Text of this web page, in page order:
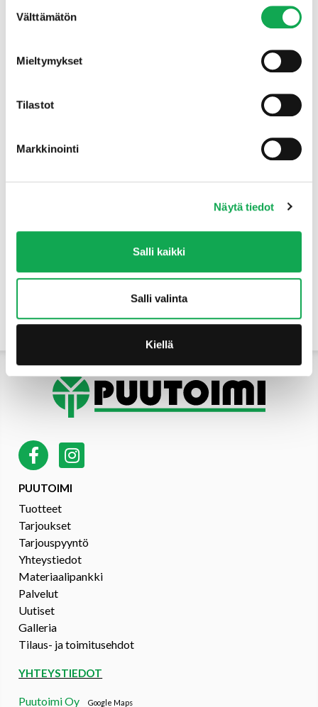
valinta
Välttämätön
Mieltymykset
Tilastot
Markkinointi
Näytä tiedot
Salli kaikki
Salli valinta
Kiellä
PUUTOIMI
Tuotteet
Tarjoukset
Tarjouspyyntö
Yhteystiedot
Materiaalipankki
Palvelut
Uutiset
Galleria
Tilaus- ja toimitusehdot
YHTEYSTIEDOT
Puutoimi OyGoogle Maps